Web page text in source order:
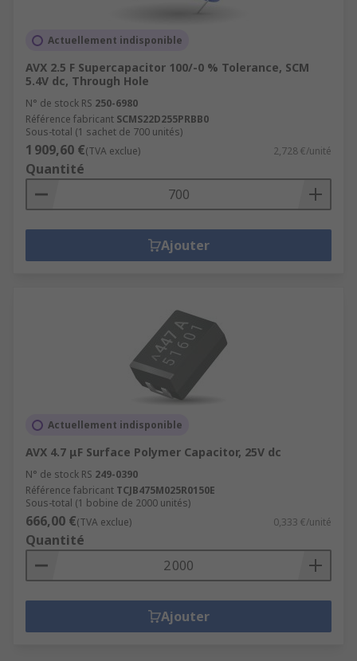
Actuellement indisponible
AVX 2.5 F Supercapacitor 100/-0 % Tolerance, SCM
5.4V dc, Through Hole
N° de stock RS 250-6980
Référence fabricant SCMS22D255PRBB0
Sous-total (1 sachet de 700 unités)
1 909,60 €(TVA exclue) 2,728 €/unité
Quantité
Ajouter
Actuellement indisponible
AVX 4.7 μF Surface Polymer Capacitor, 25V dc
N° de stock RS 249-0390
Référence fabricant TCJB475M025R0150E
Sous-total (1 bobine de 2000 unités)
666,00 €(TVA exclue) 0,333 €/unité
Quantité
Ajouter